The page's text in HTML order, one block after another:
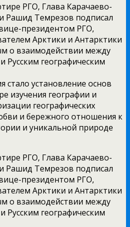
РГО, Глава Карачаево-
Рашид Темрезов подписал
президентом РГО,
Арктики и Антарктики
о взаимодействии между
Русским географическим
стало установление основ
изучения географии и
географических
и бережного отношения к
и уникальной природе
РГО, Глава Карачаево-
Рашид Темрезов подписал
президентом РГО,
Арктики и Антарктики
о взаимодействии между
Русским географическим